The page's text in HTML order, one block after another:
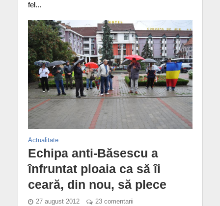
fel...
Actualitate
Echipa anti-Băsescu a
înfruntat ploaia ca să îi
ceară, din nou, să plece
27 august 2012 23 comentarii